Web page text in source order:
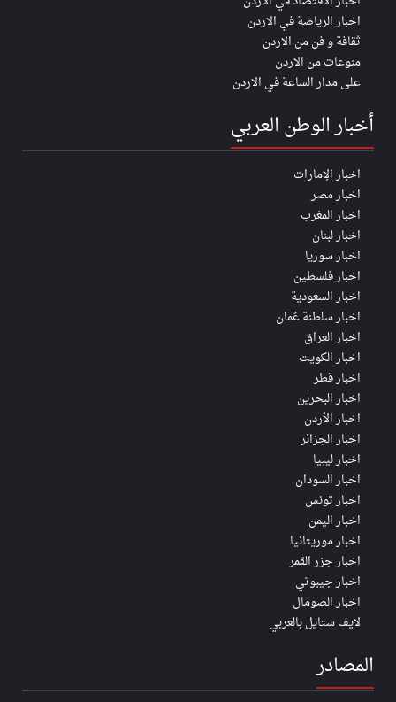
اخبار الرياضة في الاردن
ثقافة و فن من الاردن
منوعات من الاردن
على مدار الساعة في الاردن
أخبار الوطن العربي
اخبار الإمارات
اخبار مصر
اخبار المغرب
اخبار لبنان
اخبار سوريا
اخبار فلسطين
اخبار السعودية
اخبار سلطنة عُمان
اخبار العراق
اخبار الكويت
اخبار قطر
اخبار البحرين
اخبار الأردن
اخبار الجزائر
اخبار ليبيا
اخبار السودان
اخبار تونس
اخبار اليمن
اخبار موريتانيا
اخبار جزر القمر
اخبار جيبوتي
اخبار الصومال
لايف ستايل بالعربي
المصادر